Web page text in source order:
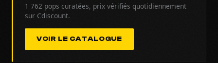
1 762 pops curatées, prix vérifiés quotidiennement
sur Cdiscount.
VOIR LE CATALOGUE